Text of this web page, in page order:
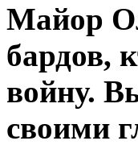
Майор
бардов,
войну.
своими